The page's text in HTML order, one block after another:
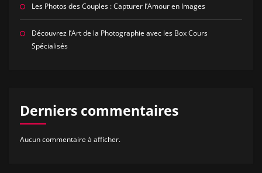
Les Photos des Couples : Capturer l’Amour en Images
Découvrez l’Art de la Photographie avec les Box Cours
Spécialisés
Derniers commentaires
Aucun commentaire à afficher.